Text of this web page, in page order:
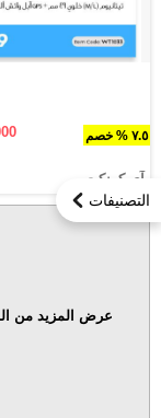
التصنيفات
٧.٥ % خصم
آي كونكت
عرض المزيد من